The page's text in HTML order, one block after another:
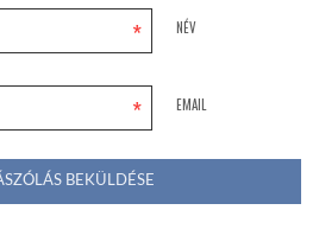
NÉV
*
EMAIL
*